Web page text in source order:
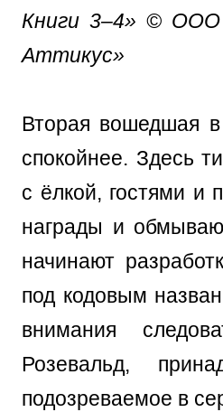
Книги 3–4» © ООО
Аттикус»
Вторая вошедшая
спокойнее. Здесь
с ёлкой, гостями и
награды и
начинают
под кодовым
внимания
Розевальд,
подозреваемое в